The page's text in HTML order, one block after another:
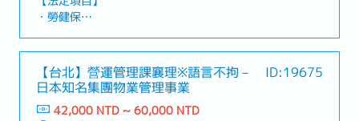
理、協調、請購（指示、統籌、監督） ・機電設備耗材管
理及請購・管理業務各項定期報告、資料分析・執行主管
交辦事項【補充資訊】・工作地點會調動( 目前以台北市
・勞健保
・各種休假(特別休假、婚假、喪假、生理假、產檢假、陪
產假、產假、育嬰假)
・退休金
【企業福利】
【台北】營運管理課襄理※語言不拘－
日本知名集團物業管理事業
ID:19675
42,000 NTD ~ 60,000 NTD